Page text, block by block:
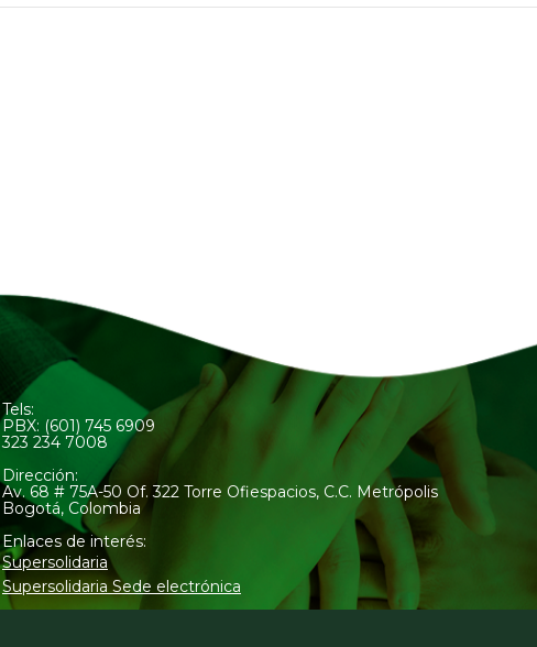
Tels:
PBX: (601) 745 6909
323 234 7008
Dirección:
Av. 68 # 75A-50 Of. 322 Torre Ofiespacios, C.C. Metrópolis
Bogotá, Colombia
Enlaces de interés:
Supersolidaria
Supersolidaria Sede electrónica